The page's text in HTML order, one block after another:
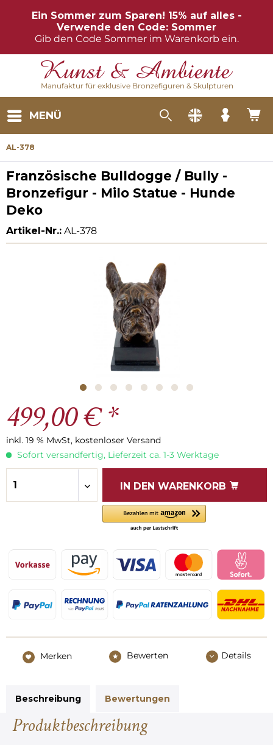
Ein Sommer zum Sparen! 15% auf alles -
Verwende den Code: Sommer
Gib den Code Sommer im Warenkorb ein.
Manufaktur für exklusive Bronzefiguren & Skulpturen
MENÜ
AL-378
Französische Bulldogge / Bully -
Bronzefigur - Milo Statue - Hunde
Deko
Artikel-Nr.: AL-378
499,00 € *
inkl. 19 % MwSt, kostenloser Versand
Sofort versandfertig, Lieferzeit ca. 1-3 Werktage
IN DEN WARENKORB
Merken Bewerten Details
Beschreibung Bewertungen
Produktbeschreibung